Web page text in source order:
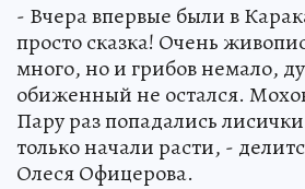
- Вчера впервые были в
просто сказка! Очень
много, но и грибов немало,
обиженный не остался.
Пару раз попадались
только начали расти, -
Олеся Офицерова.